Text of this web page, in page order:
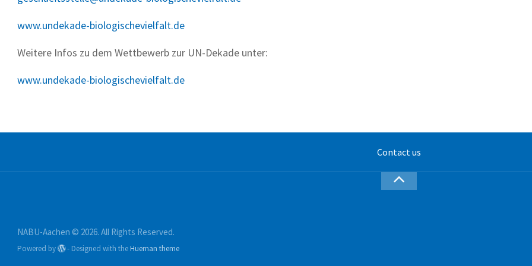
www.undekade-biologischevielfalt.de
Weitere Infos zu dem Wettbewerb zur UN-Dekade unter:
www.undekade-biologischevielfalt.de
Contact us
NABU-Aachen © 2026. All Rights Reserved.
Powered by - Designed with theHueman theme